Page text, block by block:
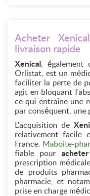
Acheter
livraison rapide
Xenical, également
Orlistat, est un
faciliter la perte de
agit en bloquant
ce qui entraîne une
par conséquent, une
L'acquisition de
relativement facile
France. Maboite-
fiable pour
prescription
de produits
pharmacie, et
prise en charge